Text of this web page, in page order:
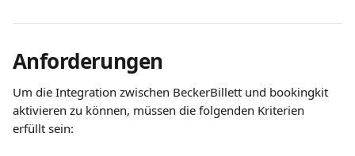
Anforderungen
Um die Integration zwischen BeckerBillett und bookingkit
aktivieren zu können, müssen die folgenden Kriterien
erfüllt sein: